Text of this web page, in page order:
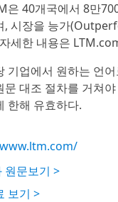
은 40개국에서 8만
, 시장을 능가
세한 내용은
기업에서 원하는 언
문 대조 절차를 거쳐
한해 유효하다.
원문보기 >
보기 >